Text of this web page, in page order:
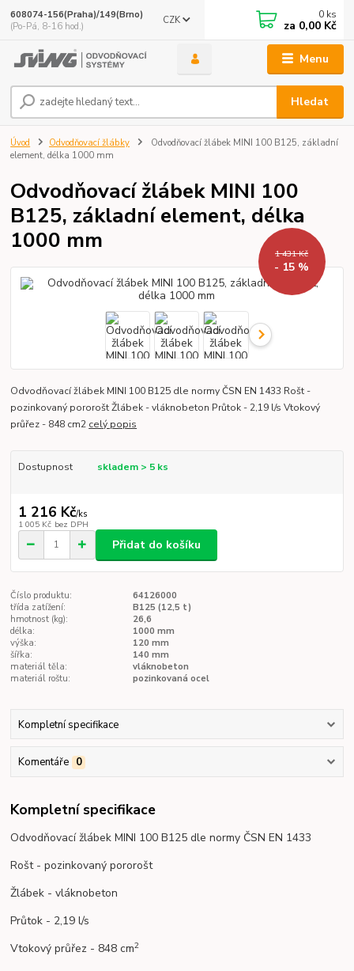
Menu
CZK
Hledat
608074-156(Praha)/149(Brno)
(Po-Pá, 8-16 hod.)
0 ks
za 0,00 Kč
Úvod Odvodňovací žlábky
Odvodňovací žlábek MINI 100 B125, základní
element, délka 1000 mm
Odvodňovací žlábek MINI 100
B125, základní element, délka
1000 mm
1 431 Kč
- 15 %
Odvodňovací žlábek MINI 100 B125 dle normy ČSN EN 1433 Rošt -
pozinkovaný pororošt Žlábek - vláknobeton Průtok - 2,19 l/s Vtokový
průřez - 848 cm2 celý popis
Dostupnost skladem > 5 ks
1 216 Kč/ks
1 005 Kč bez DPH
Přidat do košíku
Číslo produktu:
64126000
třída zatížení:
B125 (12,5 t)
hmotnost (kg):
26,6
délka:
1000 mm
výška:
120 mm
šířka:
140 mm
materiál těla:
vláknobeton
materiál roštu:
pozinkovaná ocel
Kompletní specifikace
Komentáře 0
Kompletní specifikace
Odvodňovací žlábek MINI 100 B125 dle normy ČSN EN 1433
Rošt - pozinkovaný pororošt
Žlábek - vláknobeton
Průtok - 2,19 l/s
Vtokový průřez - 848 cm2